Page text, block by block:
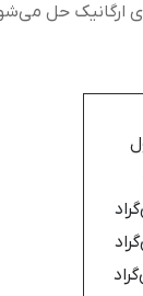
ارگانیک حل